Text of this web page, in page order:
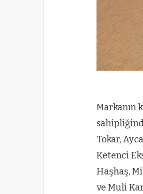
Markanın
Tokar,
Ketenci
Haşhaş,
ve Muli